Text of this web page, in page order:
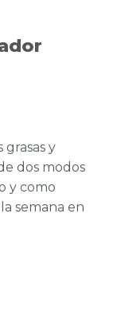
grasas y
dos modos
y como
semana en